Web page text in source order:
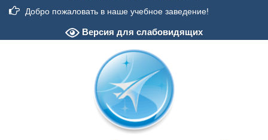
содержимому
Добро пожаловать в наше учебное заведение!
Версия для слабовидящих